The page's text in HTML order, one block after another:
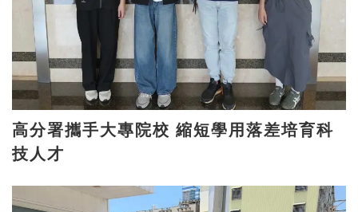
高分署攜手大專院校 縮短學用落差培育科
技人才